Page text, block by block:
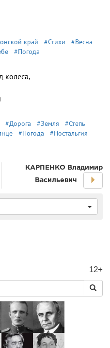
край #Стихи
#Весна
#Погода
колеса,
#Дорога #Земля
#Степь
#Погода
#Ностальгия
КАРПЕНКО Владимир
Васильевич
12+